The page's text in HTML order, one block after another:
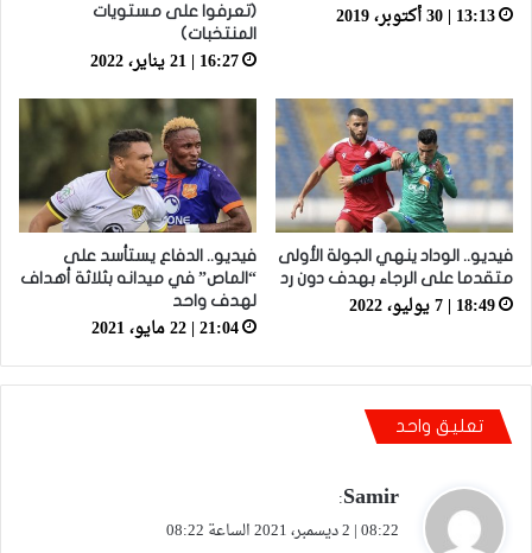
13:13 | 30 أكتوبر، 2019
(تعرفوا على مستويات
المنتخبات)
16:27 | 21 يناير، 2022
فيديو.. الوداد ينهي الجولة الأولى
متقدما على الرجاء بهدف دون رد
18:49 | 7 يوليو، 2022
فيديو.. الدفاع يستأسد على
“الماص” في ميدانه بثلاثة أهداف
لهدف واحد
21:04 | 22 مايو، 2021
تعليق واحد
ي
ق
Samir
:
08:22 | 2 ديسمبر، 2021 الساعة 08:22